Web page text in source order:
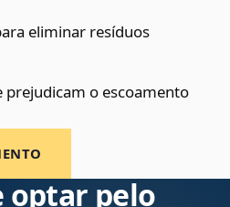
eliminar resíduos
prejudicam o escoamento
optar pelo